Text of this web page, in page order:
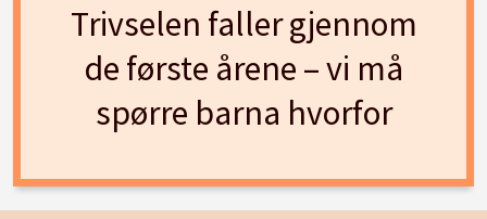
Trivselen faller gjennom
de første årene – vi må
spørre barna hvorfor